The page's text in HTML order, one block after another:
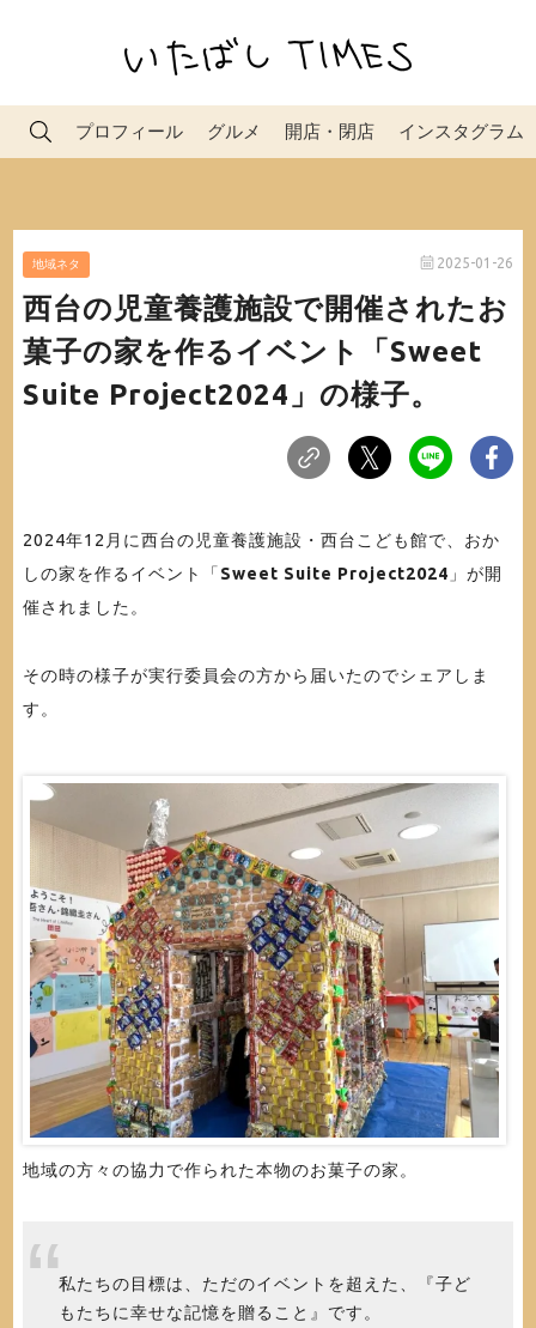
プロフィール グルメ 開店・閉店 インスタグラム
地域ネタ 2025-01-26
西台の児童養護施設で開催されたお
菓子の家を作るイベント「Sweet
Suite Project2024」の様子。
2024年12月に西台の児童養護施設・西台こども館で、おか
しの家を作るイベント「 Sweet Suite Project2024 」が開
催されました。
その時の様子が実行委員会の方から届いたのでシェアしま
す。
地域の方々の協力で作られた本物のお菓子の家。
私たちの目標は、ただのイベントを超えた、『子ど
もたちに幸せな記憶を贈ること』です。